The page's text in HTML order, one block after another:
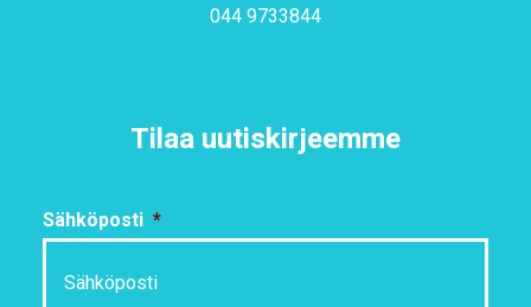
044 9733844
Tilaa uutiskirjeemme
Sähköposti *